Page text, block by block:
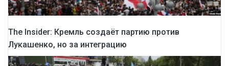
The Insider: Кремль создаёт партию против
Лукашенко, но за интеграцию